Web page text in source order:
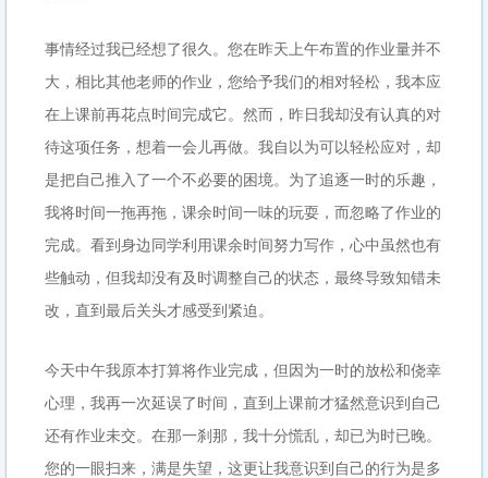
事情经过我已经想了很久。您在昨天上午布置的作业量并不
大，相比其他老师的作业，您给予我们的相对轻松，我本应
在上课前再花点时间完成它。然而，昨日我却没有认真的对
待这项任务，想着一会儿再做。我自以为可以轻松应对，却
是把自己推入了一个不必要的困境。为了追逐一时的乐趣，
我将时间一拖再拖，课余时间一味的玩耍，而忽略了作业的
完成。看到身边同学利用课余时间努力写作，心中虽然也有
些触动，但我却没有及时调整自己的状态，最终导致知错未
改，直到最后关头才感受到紧迫。
今天中午我原本打算将作业完成，但因为一时的放松和侥幸
心理，我再一次延误了时间，直到上课前才猛然意识到自己
还有作业未交。在那一刹那，我十分慌乱，却已为时已晚。
您的一眼扫来，满是失望，这更让我意识到自己的行为是多